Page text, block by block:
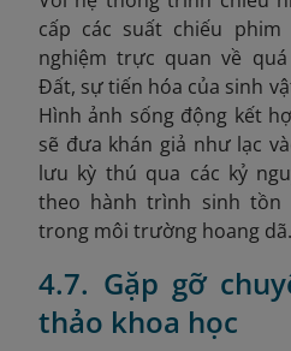
cấp các suất chiếu
nghiệm trực quan về
Đất, sự tiến hóa của sinh
Hình ảnh sống động kết
sẽ đưa khán giả như lạc
lưu kỳ thú qua các kỷ
theo hành trình sinh tồn
trong môi trường hoang dã.
4.7. Gặp gỡ
thảo khoa học